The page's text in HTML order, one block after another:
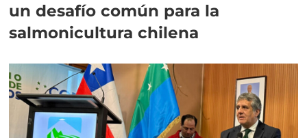
un desafío común para la
salmonicultura chilena